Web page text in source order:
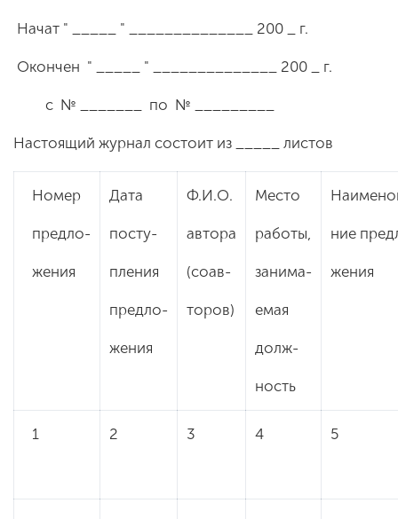
Начат " _____ " ______________ 200 _ г.
Окончен " _____ " ______________ 200 _ г.
с № _______ по № _________
Настоящий журнал состоит из _____ листов
Номер
предло-
жения
Дата
посту-
пления
предло-
жения
Ф.И.О.
автора
(соав-
торов)
Место
работы,
занима-
емая
долж-
ность
ние
жения
1 2 3 4 5